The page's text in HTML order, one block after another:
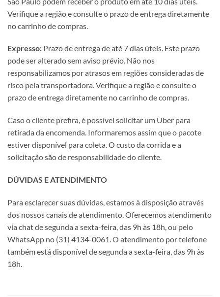
Verifique a região e consulte o prazo de entrega diretamente
no carrinho de compras.
Expresso: Prazo de entrega de até 7 dias úteis. Este prazo
pode ser alterado sem aviso prévio. Não nos
responsabilizamos por atrasos em regiões consideradas de
risco pela transportadora. Verifique a região e consulte o
prazo de entrega diretamente no carrinho de compras.
Caso o cliente prefira, é possível solicitar um Uber para
retirada da encomenda. Informaremos assim que o pacote
estiver disponível para coleta. O custo da corrida e a
solicitação são de responsabilidade do cliente.
DÚVIDAS E ATENDIMENTO
Para esclarecer suas dúvidas, estamos à disposição através
dos nossos canais de atendimento. Oferecemos atendimento
via chat de segunda a sexta-feira, das 9h às 18h, ou pelo
WhatsApp no (31) 4134-0061. O atendimento por telefone
também está disponível de segunda a sexta-feira, das 9h às
18h.